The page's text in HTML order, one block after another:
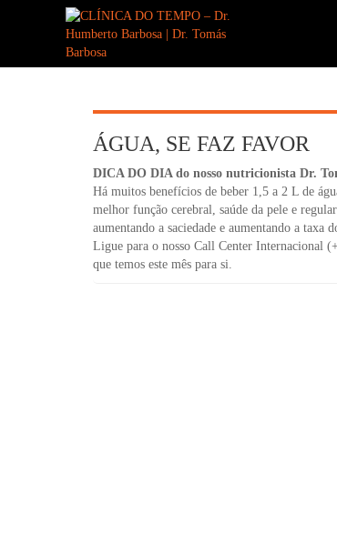
ÁGUA, SE FAZ FAVOR
DICA DO DIA do nosso nutricionista Dr.
Há muitos benefícios de beber 1,5 a 2 L de
melhor função cerebral, saúde da pele e
aumentando a saciedade e aumentando a taxa
Ligue para o nosso Call Center Internacional
que temos este mês para si.